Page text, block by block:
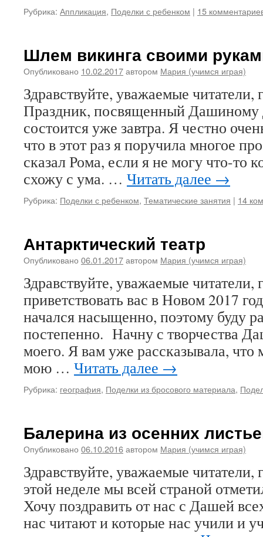
Рубрика: Аппликация, Поделки с ребенком | 15
Шлем викинга своими
Опубликовано 10.02.2017автором Мария (учимся играя)
Здравствуйте, уважаемые читатели,
Праздник, посвященный
состоится уже завтра. Я честно
что в этот раз я поручила многое
сказал Рома, если я не могу что-то
схожу с ума. … Читать далее →
Рубрика: Поделки с ребенком, Тематические занятия | 14
Антарктический театр
Опубликовано 06.01.2017автором Мария (учимся играя)
Здравствуйте, уважаемые читатели,
приветствовать вас в Новом 2017
начался насыщенно, поэтому буду
постепенно. Начну с творчества
моего. Я вам уже рассказывала, что
мою … Читать далее →
Рубрика: география, Поделки из бросового материала,
Балерина из осенних
Опубликовано 06.10.2016автором Мария (учимся играя)
Здравствуйте, уважаемые читатели,
этой неделе мы всей страной
Хочу поздравить от нас с Дашей
нас читают и которые нас учили и